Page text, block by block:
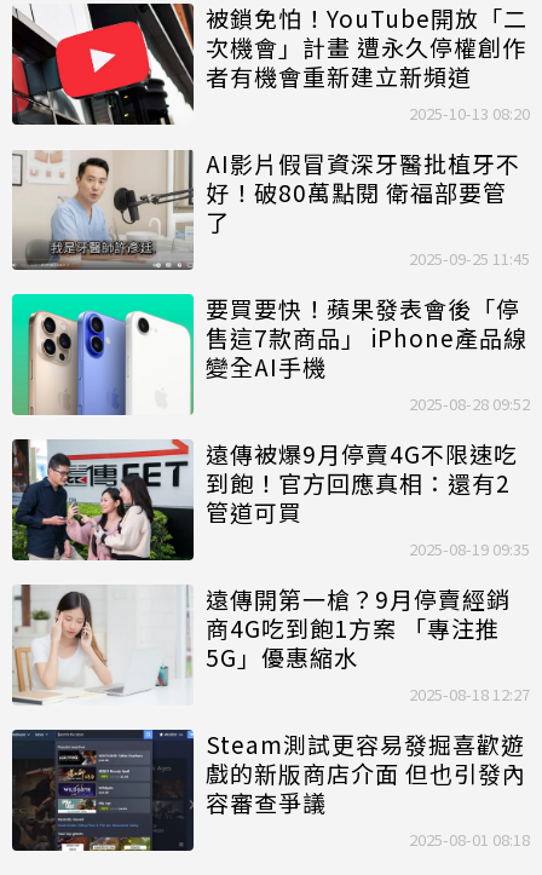
被鎖免怕！YouTube開放「二
次機會」計畫 遭永久停權創作
者有機會重新建立新頻道
2025-10-13 08:20
AI影片假冒資深牙醫批植牙不
好！破80萬點閱 衛福部要管
了
2025-09-25 11:45
要買要快！蘋果發表會後「停
售這7款商品」 iPhone產品線
變全AI手機
2025-08-28 09:52
遠傳被爆9月停賣4G不限速吃
到飽！官方回應真相：還有2
管道可買
2025-08-19 09:35
遠傳開第一槍？9月停賣經銷
商4G吃到飽1方案 「專注推
5G」優惠縮水
2025-08-18 12:27
Steam測試更容易發掘喜歡遊
戲的新版商店介面 但也引發內
容審查爭議
2025-08-01 08:18